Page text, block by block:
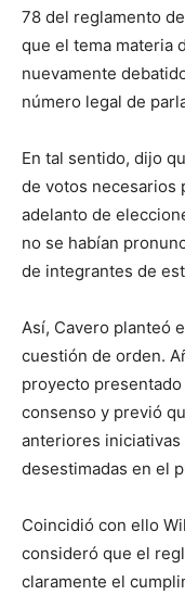
78 del reglamento
que el tema materia
nuevamente
número legal de
En tal sentido, dijo
de votos necesarios
adelanto de
no se habían
de integrantes de
Así, Cavero planteó
cuestión de orden.
proyecto
consenso y previó
anteriores
desestimadas en el
Coincidió con ello
consideró que el
claramente el